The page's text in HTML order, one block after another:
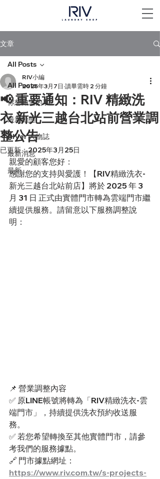
文章
All Posts
你想知道的事
最新動態
RIVer 人物誌
最新消息
最新
All Posts
📢 重要通知：RIV 精緻洗
衣 新光三越台北站前營業調
整公告
RIV小編
2025年3月7日 讀畢需時 2 分鐘
已更新：2025年3月25日
親愛的顧客您好：
感謝您的支持與愛護！【RIV精緻洗衣-
新光三越台北站前店】將於 2025 年 3
月 31 日 正式由實體門市轉為雲端門市繼
續提供服務。請留意以下服務調整說
明：
📌 營業調整內容
✅ 原LINE帳號將轉為「RIV精緻洗衣-雲
端門市」，持續提供洗衣預約收送服
務。
✅ 若您希望轉換至其他實體門市，請參
考我們的服務據點。
🔗 門市據點網址：
https://www.riv.com.tw/s-projects-